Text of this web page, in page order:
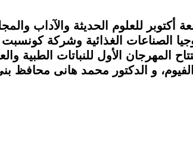
للعلوم الحديثة والآداب
الصناعات الغذائية وشركة